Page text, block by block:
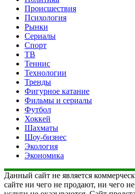
Происшествия
Психология
Рынки
Сериалы
Спорт
ТВ
Теннис
Технологии
Тренды
Фигурное катание
Фильмы и сериалы
Футбол
Хоккей
Шахматы
Шоу-бизнес
Экология
Экономика
Данный сайт не является
сайте ни чего не продают, ни чего